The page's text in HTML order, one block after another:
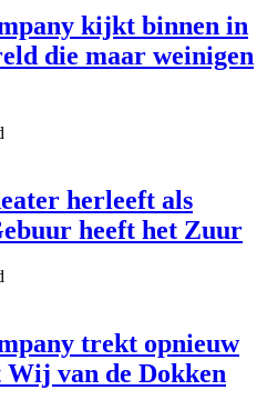
kijkt binnen in
die maar weinigen
herleeft als
heeft het Zuur
trekt opnieuw
van de Dokken